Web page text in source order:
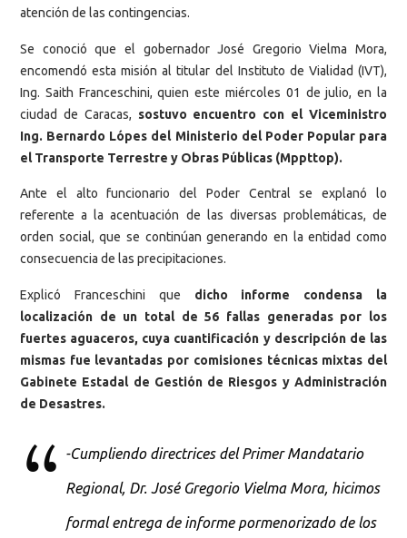
atención de las contingencias.
Se conoció que el gobernador José Gregorio Vielma Mora,
encomendó esta misión al titular del Instituto de Vialidad (IVT),
Ing. Saith Franceschini, quien este miércoles 01 de julio, en la
ciudad de Caracas, sostuvo encuentro con el Viceministro
Ing. Bernardo Lópes del Ministerio del Poder Popular para
el Transporte Terrestre y Obras Públicas (Mppttop).
Ante el alto funcionario del Poder Central se explanó lo
referente a la acentuación de las diversas problemáticas, de
orden social, que se continúan generando en la entidad como
consecuencia de las precipitaciones.
Explicó Franceschini que dicho informe condensa la
localización de un total de 56 fallas generadas por los
fuertes aguaceros, cuya cuantificación y descripción de las
mismas fue levantadas por comisiones técnicas mixtas del
Gabinete Estadal de Gestión de Riesgos y Administración
de Desastres.
-Cumpliendo directrices del Primer Mandatario
Regional, Dr. José Gregorio Vielma Mora, hicimos
formal entrega de informe pormenorizado de los